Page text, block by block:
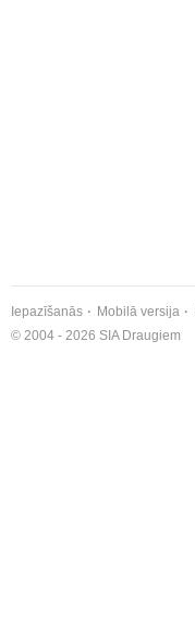
Iepazīšanās Mobilā versija
© 2004 - 2026 SIA Draugiem